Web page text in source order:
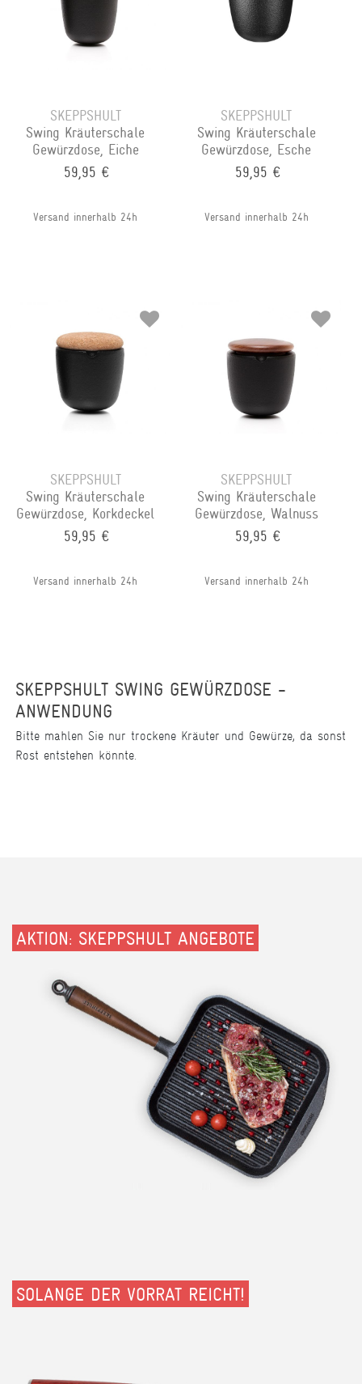
SKEPPSHULT
Swing Kräuterschale
Gewürzdose, Eiche
59,95 €
Versand innerhalb 24h
SKEPPSHULT
Swing Kräuterschale
Gewürzdose, Esche
59,95 €
Versand innerhalb 24h
SKEPPSHULT
Swing Kräuterschale
Gewürzdose, Korkdeckel
59,95 €
Versand innerhalb 24h
SKEPPSHULT
Swing Kräuterschale
Gewürzdose, Walnuss
59,95 €
Versand innerhalb 24h
SKEPPSHULT SWING GEWÜRZDOSE -
ANWENDUNG
Bitte mahlen Sie nur trockene Kräuter und Gewürze, da sonst
Rost entstehen könnte.
AKTION: SKEPPSHULT ANGEBOTE
SOLANGE DER VORRAT REICHT!